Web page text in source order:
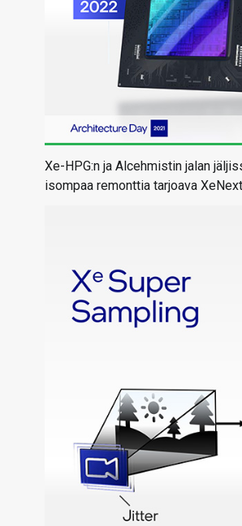
Xe-HPG:n ja Alcehmistin jalan
isompaa remonttia tarjoava